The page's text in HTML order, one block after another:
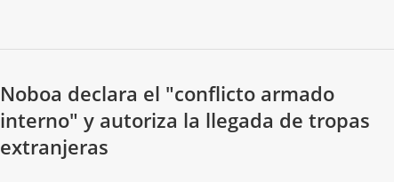
Noboa declara el "conflicto armado
interno" y autoriza la llegada de tropas
extranjeras